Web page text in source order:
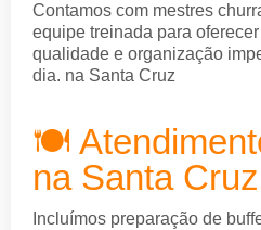
Contamos com mestres
equipe treinada para
qualidade e organização
dia. na Santa Cruz
🍽️
na Santa Cruz
Incluímos preparação de